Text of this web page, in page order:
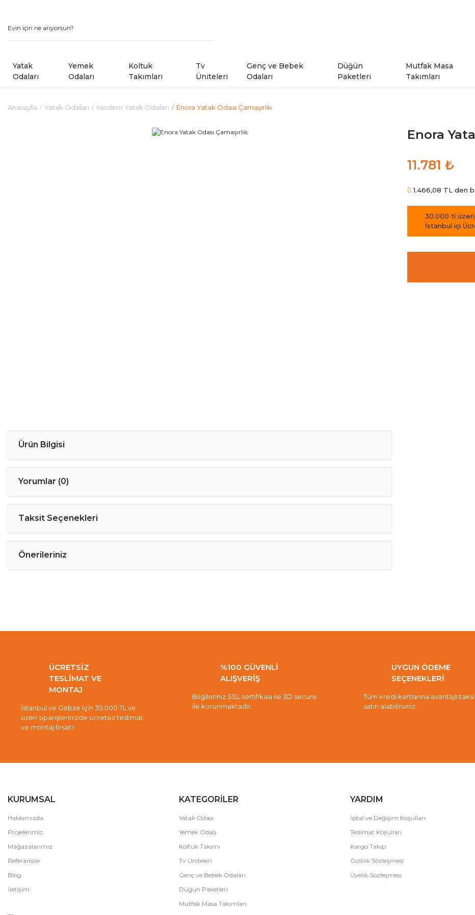
Yatak
Odaları
Yemek
Odaları
Koltuk
Takımları
Tv
Üniteleri
Genç ve Bebek
Odaları
Düğün
Paketleri
Mutfak Masa
Takımları
Anasayfa Yatak Odaları Modern Yatak Odaları Enora Yatak Odası Çamaşırlık
Enora
11.781 ₺
1.466,08 TL den
30.000 tl üzeri
İstanbul içi
Ürün Bilgisi
Yorumlar (0)
Taksit Seçenekleri
Önerileriniz
ÜCRETSİZ
TESLİMAT VE
MONTAJ
İstanbul ve Gebze için 35.000 TL ve
üzeri siparişlerinizde ücretsiz teslimat
ve montaj fırsatı!
%100 GÜVENLİ
ALIŞVERİŞ
Bilgileriniz SSL sertifikası ile 3D secure
ile korunmaktadır.
UYGUN ÖDEME
SEÇENEKLERİ
Tüm kredi kartlarına avantajlı
satın alabilirsiniz.
KURUMSAL
Hakkımızda
Projelerimiz
Mağazalarımız
Referanslar
Blog
İletişim
KATEGORİLER
Yatak Odası
Yemek Odası
Koltuk Takımı
Tv Üniteleri
Genç ve Bebek Odaları
Düğün Paketleri
Mutfak Masa Takımları
YARDIM
İptal ve Değişim Koşulları
Teslimat Koşulları
Kargo Takip
Gizlilik Sözleşmesi
Üyelik Sözleşmesi